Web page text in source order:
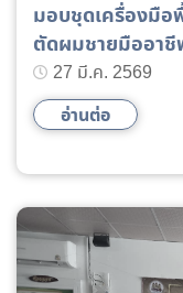
มอบชุดเครื่องมือ
ตัดผมชายมืออา
27 มี.ค. 2569
อ่านต่อ